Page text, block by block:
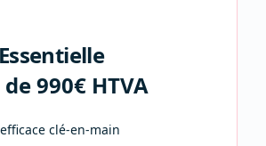
990€ HTVA
clé-en-main